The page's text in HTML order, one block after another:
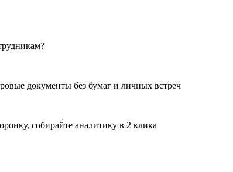
документы без бумаг и личных встреч
собирайте аналитику в 2 клика